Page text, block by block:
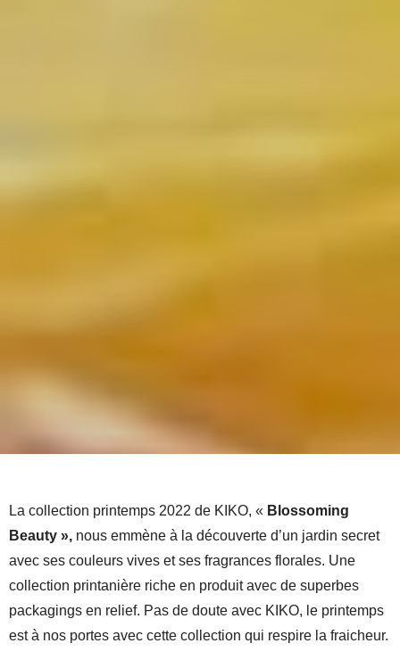
La collection printemps 2022 de KIKO, « Blossoming
Beauty », nous emmène à la découverte d’un jardin secret
avec ses couleurs vives et ses fragrances florales. Une
collection printanière riche en produit avec de superbes
packagings en relief. Pas de doute avec KIKO, le printemps
est à nos portes avec cette collection qui respire la fraicheur.